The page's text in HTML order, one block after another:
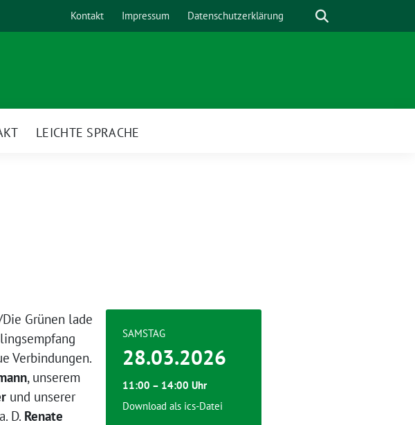
Kontakt Impressum Datenschutzerklärung Suche
LEICHTE SPRACHE
Grünen lade
Verbindungen.
, unserem
und unserer
D. Renate
SAMSTAG
28.03.2026
11:00 – 14:00 Uhr
Download als ics-Datei